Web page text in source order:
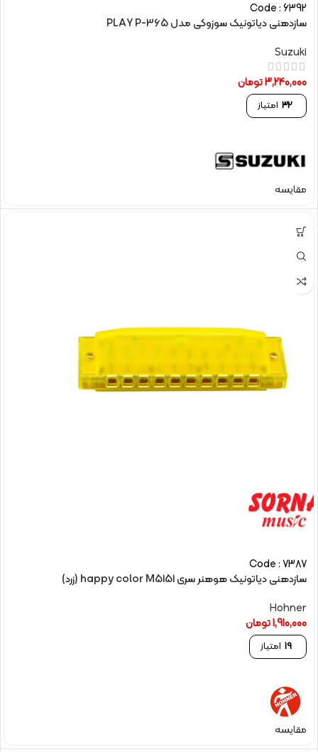
Code : 6392
سازدهنی دیاتونیک سوزوکی مدل PLAY P-365
Suzuki
3,240,000تومان
32 امتیاز
مقایسه
Code : 7387
سازدهنی دیاتونیک هوهنر سری happy color M5151 (زرد)
Hohner
1,910,000تومان
19 امتیاز
مقایسه